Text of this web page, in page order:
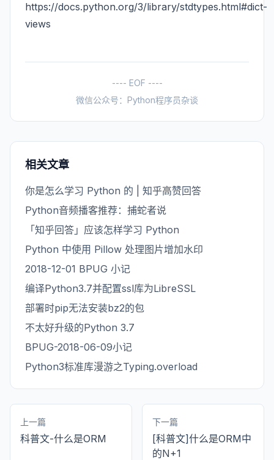
https://docs.python.org/3/library/stdtypes.html#dict-
views
---- EOF ----
微信公众号：Python程序员杂谈
相关文章
你是怎么学习 Python 的 | 知乎高赞回答
Python音频播客推荐：捕蛇者说
「知乎回答」应该怎样学习 Python
Python 中使用 Pillow 处理图片增加水印
2018-12-01 BPUG 小记
编译Python3.7并配置ssl库为LibreSSL
部署时pip无法安装bz2的包
不太好升级的Python 3.7
BPUG-2018-06-09小记
Python3标准库漫游之Typing.overload
上一篇
科普文-什么是ORM
下一篇
[科普文]什么是ORM中
的N+1